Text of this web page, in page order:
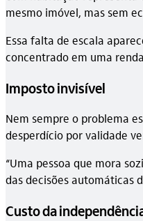
mesmo imóvel, mas sem
Essa falta de escala
concentrado em uma renda
Imposto invisível
Nem sempre o problema
desperdício por validade
“Uma pessoa que mora
das decisões automáticas
Custo da